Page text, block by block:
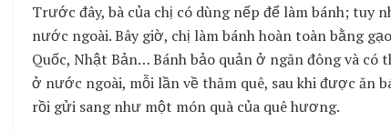
Trước đây, bà của chị có dùng nếp để làm bánh; tuy
nước ngoài. Bây giờ, chị làm bánh hoàn toàn bằng
Quốc, Nhật Bản… Bánh bảo quản ở ngăn đông và
ở nước ngoài, mỗi lần về thăm quê, sau khi được ăn
rồi gửi sang như một món quà của quê hương.